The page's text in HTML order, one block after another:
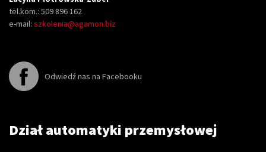
tel.kom.: 509 896 162
e-mail: szkolenia@agamon.biz
Odwiedź nas na Facebooku
Dział automatyki przemysłowej